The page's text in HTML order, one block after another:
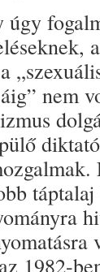
úgy
nem
1982-